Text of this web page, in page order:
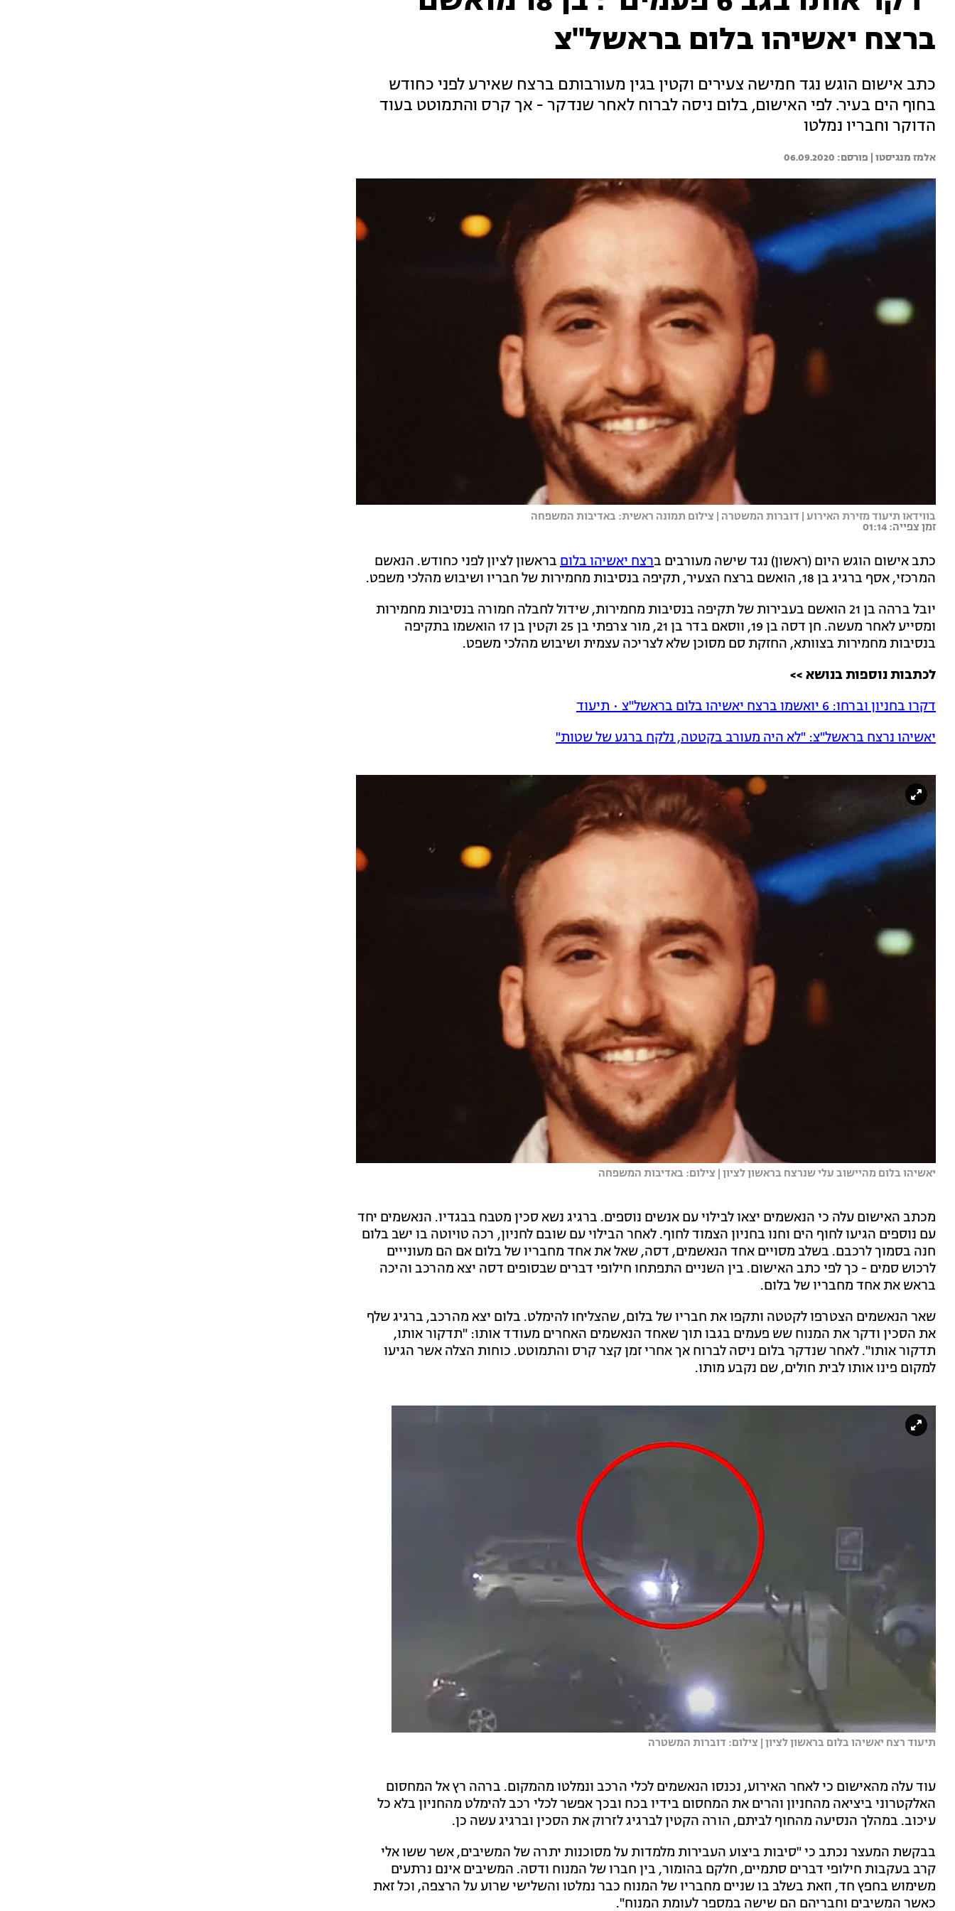
ברצח יאשיהו בלום בראשל"צ
כתב אישום הוגש נגד חמישה צעירים וקטין בגין מעורבותם ברצח שאירע לפני כחודש
בחוף הים בעיר. לפי האישום, בלום ניסה לברוח לאחר שנדקר - אך קרס והתמוטט בעוד
הדוקר וחבריו נמלטו
אלמז מנגיסטו | 06.09.2020
בווידאו תיעוד מזירת האירוע | דוברות המשטרה | צילום תמונה ראשית: באדיבות המשפחה
זמן צפייה: 01:14
כתב אישום הוגש היום (ראשון) נגד שישה מעורבים ברצח יאשיהו בלום בראשון לציון לפני כחודש. הנאשם
המרכזי, אסף ברגיג בן 18, הואשם ברצח הצעיר, תקיפה בנסיבות מחמירות של חבריו ושיבוש מהלכי משפט.
יובל ברהה בן 21 הואשם בעבירות של תקיפה בנסיבות מחמירות, שידול לחבלה חמורה בנסיבות מחמירות
ומסייע לאחר מעשה. חן דסה בן 19, ווסאם בדר בן 21, מור צרפתי בן 25 וקטין בן 17 הואשמו בתקיפה
בנסיבות מחמירות בצוותא, החזקת סם מסוכן שלא לצריכה עצמית ושיבוש מהלכי משפט.
לכתבות נוספות בנושא >>
דקרו בחניון וברחו: 6 יואשמו ברצח יאשיהו בלום בראשל"צ • תיעוד
יאשיהו נרצח בראשל"צ: "לא היה מעורב בקטטה, נלקח ברגע של שטות"
יאשיהו בלום מהיישוב עלי שנרצח בראשון לציון | צילום: באדיבות המשפחה
מכתב האישום עלה כי הנאשמים יצאו לבילוי עם אנשים נוספים. ברגיג נשא סכין מטבח בבגדיו. הנאשמים יחד
עם נוספים הגיעו לחוף הים וחנו בחניון הצמוד לחוף. לאחר הבילוי עם שובם לחניון, רכה טויוטה בו ישב בלום
חנה בסמוך לרכבם. בשלב מסויים אחד הנאשמים, דסה, שאל את אחד מחבריו של בלום אם הם מעונייים
לרכוש סמים - כך לפי כתב האישום. בין השניים התפתחו חילופי דברים שבסופים דסה יצא מהרכב והיכה
בראש את אחד מחבריו של בלום.
שאר הנאשמים הצטרפו לקטטה ותקפו את חבריו של בלום, שהצליחו להימלט. בלום יצא מהרכב, ברגיג שלף
את הסכין ודקר את המנוח שש פעמים בגבו תוך שאחד הנאשמים האחרים מעודד אותו: "תדקור אותו,
תדקור אותו". לאחר שנדקר בלום ניסה לברוח אך אחרי זמן קצר קרס והתמוטט. כוחות הצלה אשר הגיעו
למקום פינו אותו לבית חולים, שם נקבע מותו.
תיעוד רצח יאשיהו בלום בראשון לציון | צילום: דוברות המשטרה
עוד עלה מהאישום כי לאחר האירוע, נכנסו הנאשמים לכלי הרכב ונמלטו מהמקום. ברהה רץ אל המחסום
האלקטרוני ביציאה מהחניון והרים את המחסום בידיו בכח ובכך אפשר לכלי רכב להימלט מהחניון בלא כל
עיכוב. במהלך הנסיעה מהחוף לביתם, הורה הקטין לברגיג לזרוק את הסכין וברגיג עשה כן.
בבקשת המעצר נכתב כי "סיבות ביצוע העבירות מלמדות על מסוכנות יתרה של המשיבים, אשר ששו אלי
קרב בעקבות חילופי דברים סתמיים, חלקם בהומור, בין חברו של המנוח ודסה. המשיבים אינם נרתעים
משימוש בחפץ חד, וזאת בשלב בו שניים מחבריו של המנוח כבר נמלטו והשלישי שרוע על הרצפה, וכל זאת
כאשר המשיבים וחבריהם הם שישה במספר לעומת המנוח".